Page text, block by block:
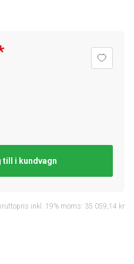
till i kundvagn
inkl. 19% moms: 35 059,14 kr